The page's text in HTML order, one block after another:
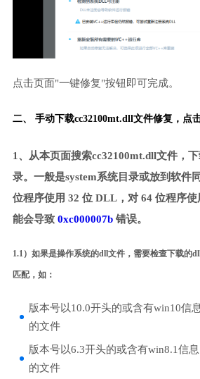
点击页面"一键修复"按钮即可完成。
二、 手动下载cc32100mt.dll文件修复， 点
1、从本页面搜索cc32100mt.dll文件，
录。一般是system系统目录或放到软件
位程序使用 32 位 DLL，对 64 位程序
能会导致 0xc000007b错误。
1.1）如果是操作系统的dll文件，需要检查下载的
匹配，如：
版本号以10.0开头的或含有win10信
的文件
版本号以6.3开头的或含有win8.1信
的文件